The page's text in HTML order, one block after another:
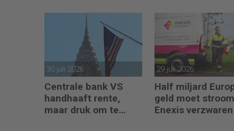
Capabel
30 juli 2026
Centrale bank VS
handhaaft rente,
maar druk om te
29 juli 2026
Half miljard
geld moet
Enexis verzwaren